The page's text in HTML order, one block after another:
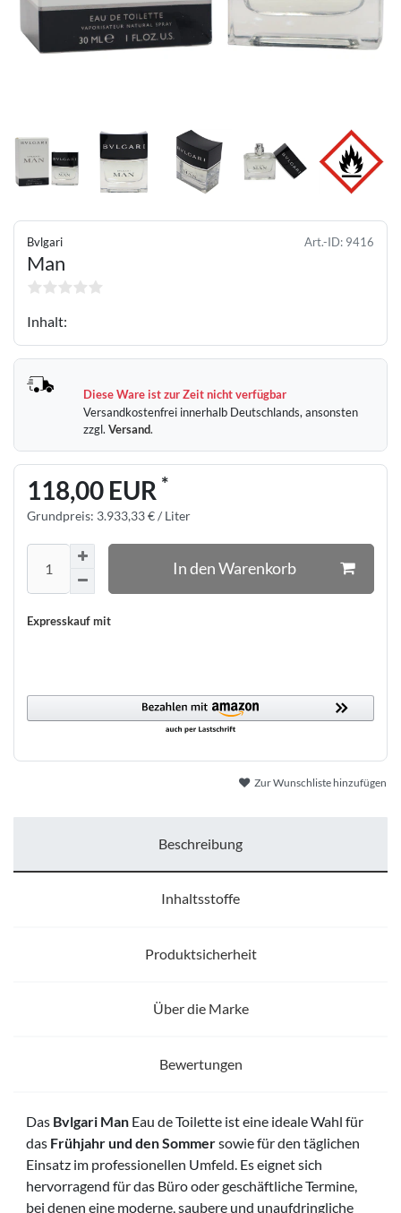
Bvlgari Art.-ID: 9416
Man
Inhalt:
Diese Ware ist zur Zeit nicht verfügbar
Versandkostenfrei innerhalb Deutschlands, ansonsten
zzgl. Versand.
118,00 EUR *
Grundpreis: 3.933,33 € / Liter
In den Warenkorb
Expresskauf mit
Zur Wunschliste hinzufügen
Beschreibung
Inhaltsstoffe
Produktsicherheit
Über die Marke
Bewertungen
Das Bvlgari Man Eau de Toilette ist eine ideale Wahl für
das Frühjahr und den Sommersowie für den täglichen
Einsatz im professionellen Umfeld. Es eignet sich
hervorragend für das Büro oder geschäftliche Termine,
bei denen eine moderne, saubere und unaufdringliche